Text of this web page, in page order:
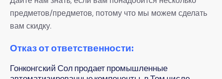
предметов/предметов, потому что мы можем сделать
вам скидку.
Отказ от ответственности:
Гонконгский Сол продает промышленные